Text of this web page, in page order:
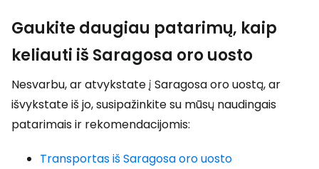
Gaukite daugiau patarimų, kaip
keliauti iš Saragosa oro uosto
Nesvarbu, ar atvykstate į Saragosa oro uostą, ar
išvykstate iš jo, susipažinkite su mūsų naudingais
patarimais ir rekomendacijomis:
Transportas iš Saragosa oro uosto